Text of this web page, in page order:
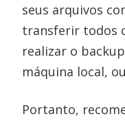
seus arquivos
transferir todos
realizar o
máquina local,
Portanto,